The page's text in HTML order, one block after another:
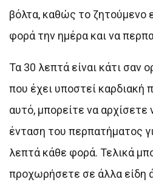
βόλτα, καθώς το ζητούμενο
φορά την ημέρα και να
Τα 30 λεπτά είναι κάτι σαν
που έχει υποστεί καρδιακή
αυτό, μπορείτε να αρχίσετε
ένταση του περπατήματος
λεπτά κάθε φορά. Τελικά
προχωρήσετε σε άλλα είδη